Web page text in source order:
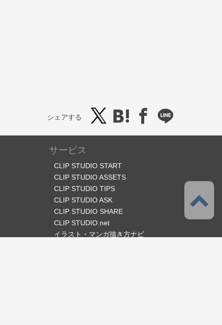
シェアする
サービス
CLIP STUDIO START
CLIP STUDIO ASSETS
CLIP STUDIO TIPS
CLIP STUDIO ASK
CLIP STUDIO SHARE
CLIP STUDIO.net
イラスト・マンガ描き方ナビ